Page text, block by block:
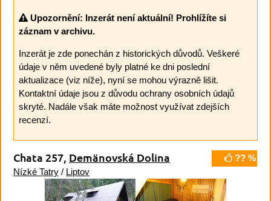
Upozornění: Inzerát není aktuální! Prohlížíte si
záznam v archivu.
Inzerát je zde ponechán z historických důvodů. Veškeré
údaje v něm uvedené byly platné ke dni poslední
aktualizace (viz níže), nyní se mohou výrazně lišit.
Kontaktní údaje jsou z důvodu ochrany osobních údajů
skryté. Nadále však máte možnost využívat zdejších
recenzí.
?? %
Chata 257, Demänovská Dolina
Nízké Tatry / Liptov